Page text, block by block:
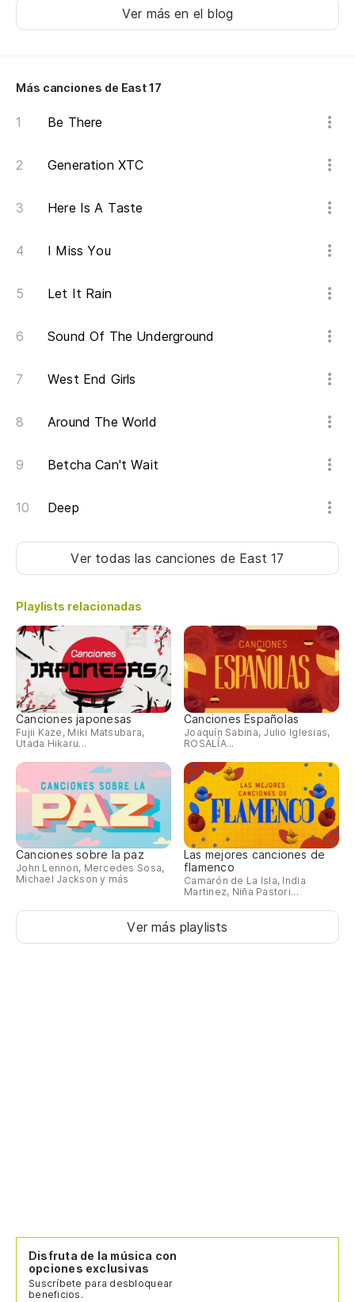
Ver más en el blog
Más canciones de East 17
Be There
Generation XTC
Here Is A Taste
I Miss You
Let It Rain
Sound Of The Underground
West End Girls
Around The World
Betcha Can't Wait
Deep
Ver todas las canciones de East 17
Playlists relacionadas
Canciones japonesas
Fujii Kaze, Miki Matsubara,
Utada Hikaru...
Canciones Españolas
Joaquín Sabina, Julio Iglesias,
ROSALÍA...
Canciones sobre la paz
John Lennon, Mercedes Sosa,
Michael Jackson y más
Las mejores canciones de
flamenco
Camarón de La Isla, India
Martinez, Niña Pastori...
Ver más playlists
Disfruta de la música con
opciones exclusivas
Suscríbete para desbloquear
beneficios.